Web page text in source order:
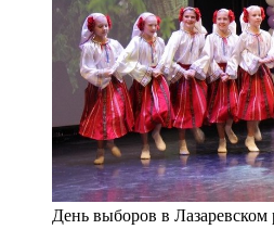
День выборов в Лазаревском